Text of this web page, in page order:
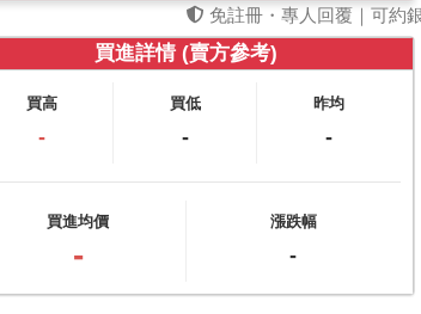
免註冊・專人回覆｜可約
買進詳情 (賣方參考)
買高
-
買低
-
昨均
-
買進均價
-
漲跌幅
-